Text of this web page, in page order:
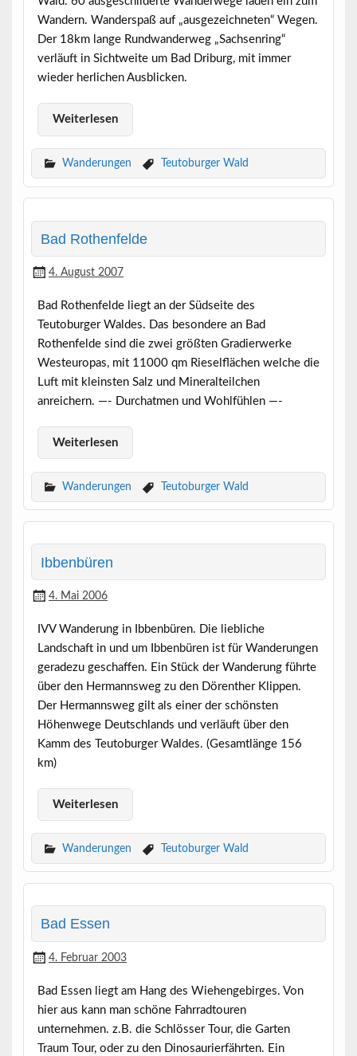
Wandern. Wanderspaß auf „ausgezeichneten“ Wegen.
Der 18km lange Rundwanderweg „Sachsenring“
verläuft in Sichtweite um Bad Driburg, mit immer
wieder herlichen Ausblicken.
Weiterlesen
Wanderungen Teutoburger Wald
Bad Rothenfelde
4. August 2007
Bad Rothenfelde liegt an der Südseite des
Teutoburger Waldes. Das besondere an Bad
Rothenfelde sind die zwei größten Gradierwerke
Westeuropas, mit 11000 qm Rieselflächen welche die
Luft mit kleinsten Salz und Mineralteilchen
anreichern. —- Durchatmen und Wohlfühlen —-
Weiterlesen
Wanderungen Teutoburger Wald
Ibbenbüren
4. Mai 2006
IVV Wanderung in Ibbenbüren. Die liebliche
Landschaft in und um Ibbenbüren ist für Wanderungen
geradezu geschaffen. Ein Stück der Wanderung führte
über den Hermannsweg zu den Dörenther Klippen.
Der Hermannsweg gilt als einer der schönsten
Höhenwege Deutschlands und verläuft über den
Kamm des Teutoburger Waldes. (Gesamtlänge 156
km)
Weiterlesen
Wanderungen Teutoburger Wald
Bad Essen
4. Februar 2003
Bad Essen liegt am Hang des Wiehengebirges. Von
hier aus kann man schöne Fahrradtouren
unternehmen. z.B. die Schlösser Tour, die Garten
Traum Tour, oder zu den Dinosaurierfährten. Ein